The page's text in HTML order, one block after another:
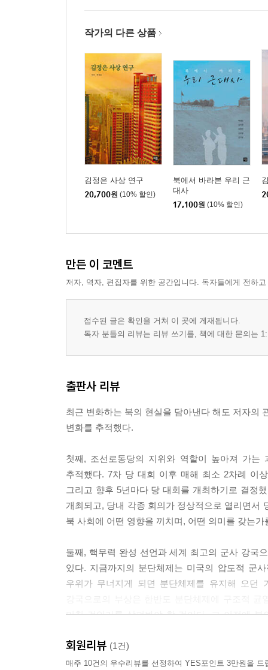
2절 통일의 대통로를 열기 위하여
4절 새로운 혁명노선, 정면돌파전을 제시하다
제4부 전면적 발전의 시대로 접어들다 (2020~2023)
1장. 조선로동당 제8차 대회
1절 주목되는 개회사
2절 8차 당 대회 사업 보고
1절 건설의 대 번영기 2021
2절 건설의 대 번영기 2022
1절 사회주의 전면적 발전에 관한 사상
5절 우리나라 사회주의 농촌문제에 관한 테제
4장 세계 최고의 군사 강국으로 도약하려는 북
2절 극초음속 미사일 개발에 성공하다
3절 전 지구를 타격권으로 삼는 《괴물》미사일
4절 《조선민주주의인민공화국 핵무력 정책에 대
5절 전술핵 운용부대들의 전술훈련을 실시하다.
1절 조선로동당 중앙위원회 제8기 6차 전원회의 개
2절 2023년 봄우뢰
작가의 다른 상품
김정은 사상 연구
20,700원 (10% 할인)
북에서 바라본 우리 근
대사
17,100원 (10% 할인)
만든 이 코멘트
저자, 역자, 편집자를 위한 공간입니다. 독자들에게 전하
접수된 글은 확인을 거쳐 이 곳에 게재됩니다.
독자 분들의 리뷰는 리뷰 쓰기를, 책에 대한 문의는
출판사 리뷰
최근 변화하는 북의 현실을 담아낸다 해도 저자의
변화를 추적했다.
첫째, 조선로동당의 지위와 역할이 높아져 가
추적했다. 7차 당 대회 이후 매해 최소 2차례 이
그리고 향후 5년마다 당 대회를 개최하기로 결정
개최되고, 당내 각종 회의가 정상적으로 열리면서
북 사회에 어떤 영향을 끼치며, 어떤 의미를 갖는가
둘째, 핵무력 완성 선언과 세계 최고의 군사 강국
있다. 지금까지의 분단체제는 미국의 압도적 군
우위가 무너지게 되면 분단체제를 유지해 오
미칠 것인가를 살펴봐야 할 것이다. 그 이전에
셋째, 경제건설 총집중노선과 경제발전 5개년 계
회원리뷰 (1건)
매주 10건의 우수리뷰를 선정하여 YES포인트 3만원을 드